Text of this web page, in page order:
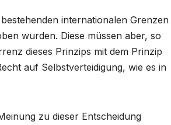
internationalen Grenzen
wurden. Diese müssen aber, so
dieses Prinzips mit dem Prinzip
auf Selbstverteidigung, wie es in
zu dieser Entscheidung